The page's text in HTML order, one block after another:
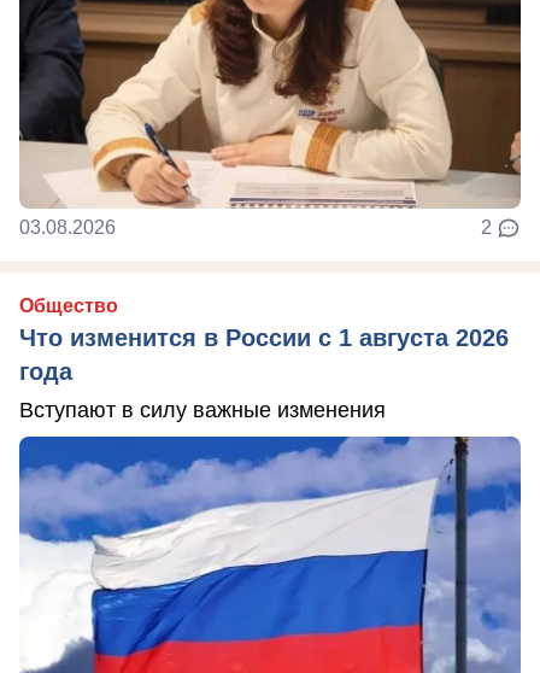
03.08.2026 2
Общество
Что изменится в России с 1 августа 2026
года
Вступают в силу важные изменения